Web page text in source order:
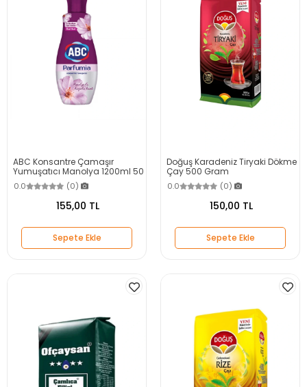
ABC Konsantre Çamaşır
Yumuşatıcı Manolya 1200ml 50
Yıkama
0.0 (0)
155,00 TL
Sepete Ekle
Doğuş Karadeniz Tiryaki Dökme
Çay 500 Gram
0.0 (0)
150,00 TL
Sepete Ekle